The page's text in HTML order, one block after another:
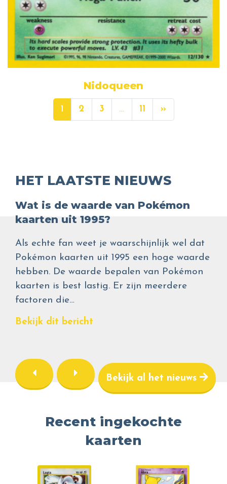
Nidoqueen
1 2 3 … 11 »
HET LAATSTE NIEUWS
Wat is de waarde van Pokémon
kaarten uit 1995?
Als echte fan weet je waarschijnlijk wel dat
Pokémon kaarten uit 1995 een hoge waarde
hebben. De waarde bepalen van Pokémon
kaarten is best lastig. Er zijn meerdere
factoren die…
Bekijk dit bericht
Bekijk al het nieuws
Recent ingekochte
kaarten